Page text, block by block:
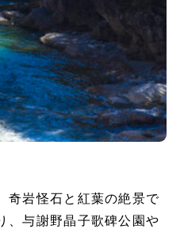
奇岩怪石と紅葉の絶景で
、与謝野晶子歌碑公園や